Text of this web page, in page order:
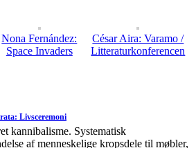
Nona Fernández:
Space Invaders
César Aira: Varamo /
Litteraturkonferencen
Livsceremoni
kannibalisme. Systematisk
af menneskelige kropsdele til møbler,